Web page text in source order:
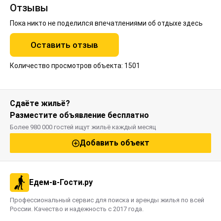
насладитесь комфортом и уютом в самом сердце
Балашихи!
Отзывы
Пока никто не поделился впечатлениями об отдыхе здесь
Оставить отзыв
Количество просмотров объекта: 1501
Сдаёте жильё?
Разместите объявление бесплатно
Более 980 000 гостей ищут жильё каждый месяц
Добавить объект
Едем-в-Гости.ру
Профессиональный сервис для поиска и аренды жилья по всей
России. Качество и надежность с 2017 года.